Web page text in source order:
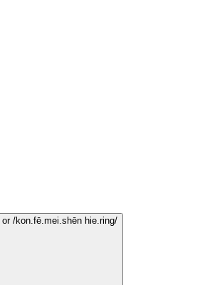
or /kon.fē.mei.shēn hie.ring/